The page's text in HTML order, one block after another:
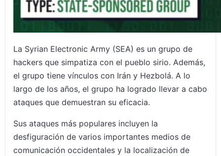
La Syrian Electronic Army (SEA) es un grupo de
hackers que simpatiza con el pueblo sirio. Además,
el grupo tiene vínculos con Irán y Hezbolá. A lo
largo de los años, el grupo ha logrado llevar a cabo
ataques que demuestran su eficacia.
Sus ataques más populares incluyen la
desfiguración de varios importantes medios de
comunicación occidentales y la localización de